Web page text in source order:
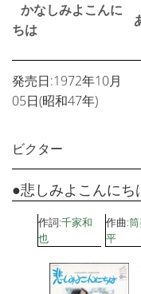
かなしみよこんに
ちは
発売日:1972年10月
05日(昭和47年)
ビクター
●悲しみよこんにち
作詞:千家和
也
作曲:
平